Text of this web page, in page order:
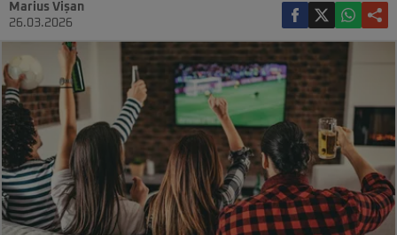
Marius Vișan
26.03.2026